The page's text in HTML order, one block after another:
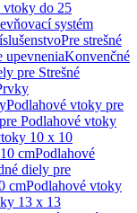
vtoky do 25
systém
Pre strešné
upevneniaKonvenčné
pre Strešné
Podlahové vtoky pre
Podlahové vtoky
10 x 10
cmPodlahové
diely pre
cmPodlahové vtoky
13 x 13